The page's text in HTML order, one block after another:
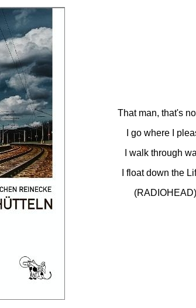
That man, that's
I go where I
I walk through
I float down the
(RADIOHEAD)